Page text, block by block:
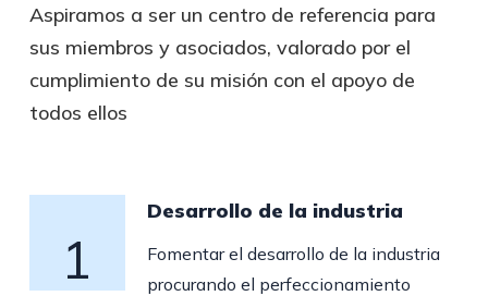
Aspiramos a ser un centro de referencia para
sus miembros y asociados, valorado por el
cumplimiento de su misión con el apoyo de
todos ellos
1
Desarrollo de la industria
Fomentar el desarrollo de la industria
procurando el perfeccionamiento